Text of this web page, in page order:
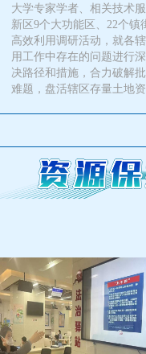
大学专家学者、相关技术
新区9个大功能区、22个镇
高效利用调研活动，就各
用工作中存在的问题进行
决路径和措施，合力破解
难题，盘活辖区存量土地